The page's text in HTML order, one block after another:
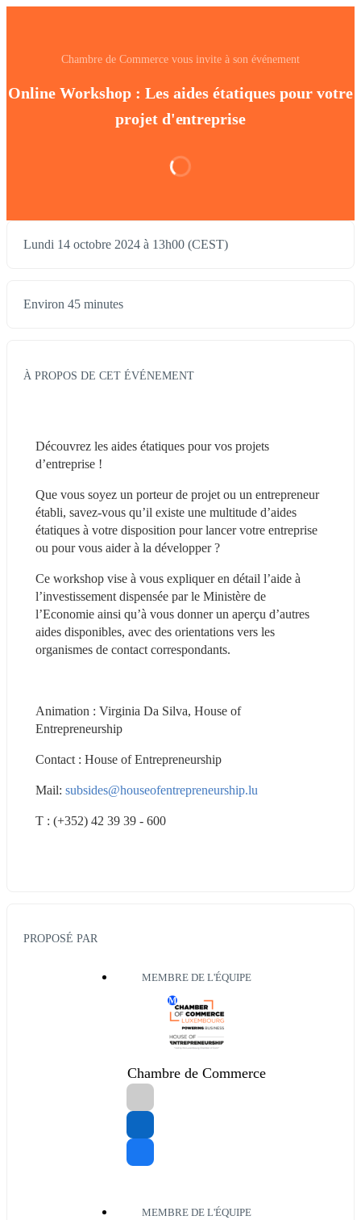
Chambre de Commerce vous invite à son événement
Online Workshop : Les aides étatiques pour votre
projet d'entreprise
Lundi 14 octobre 2024 à 13h00 (CEST)
Environ 45 minutes
À PROPOS DE CET ÉVÉNEMENT
Découvrez les aides étatiques pour vos projets
d’entreprise !
Que vous soyez un porteur de projet ou un entrepreneur
établi, savez-vous qu’il existe une multitude d’aides
étatiques à votre disposition pour lancer votre entreprise
ou pour vous aider à la développer ?
Ce workshop vise à vous expliquer en détail l’aide à
l’investissement dispensée par le Ministère de
l’Economie ainsi qu’à vous donner un aperçu d’autres
aides disponibles, avec des orientations vers les
organismes de contact correspondants.
Animation : Virginia Da Silva, House of
Entrepreneurship
Contact : House of Entrepreneurship
Mail: subsides@houseofentrepreneurship.lu
T : (+352) 42 39 39 - 600
PROPOSÉ PAR
MEMBRE DE L'ÉQUIPE
M
Chambre de Commerce
MEMBRE DE L'ÉQUIPE